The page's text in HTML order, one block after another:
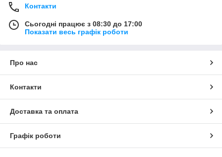
Контакти
Сьогодні працює з 08:30 до 17:00
Показати весь графік роботи
Про нас
Контакти
Доставка та оплата
Графік роботи